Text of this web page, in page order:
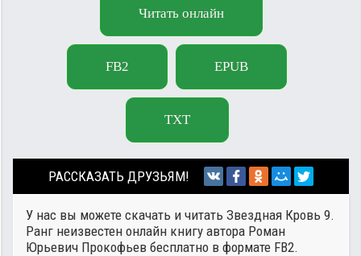
Читать онлайн
FB2 EPUB
TXT
РАССКАЗАТЬ ДРУЗЬЯМ!
У нас вы можете скачать и читать Звездная Кровь 9.
Ранг неизвестен онлайн книгу автора Роман
Юрьевич Прокофьев бесплатно в формате FB2.